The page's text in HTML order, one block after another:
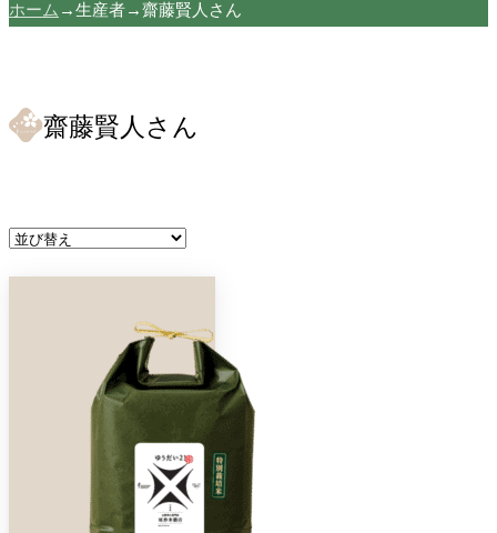
ホーム →生産者→齋藤賢人さん
齋藤賢人さん